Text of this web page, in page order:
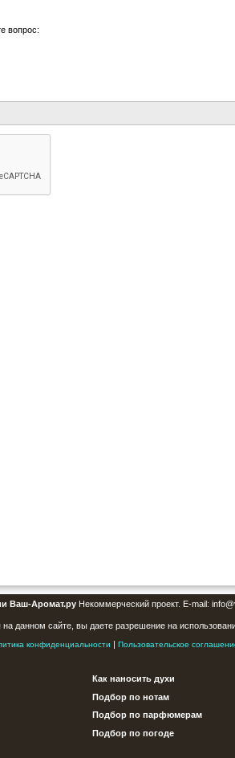
вопрос:
Ваш-Аромат.руНекоммерческий проект. E-mail:
на данном сайте, вы даете разрешение на
конфиденциальности | Пользовательское
Как наносить духи
Подбор по нотам
Подбор по парфюмерам
Подбор по погоде